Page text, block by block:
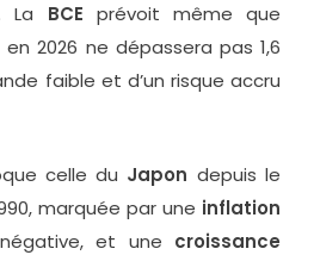
La BCE prévoit même que
en 2026 ne dépassera pas 1,6
faible et d’un risque accru
celle du Japon depuis le
marquée par une inflation
et une croissance